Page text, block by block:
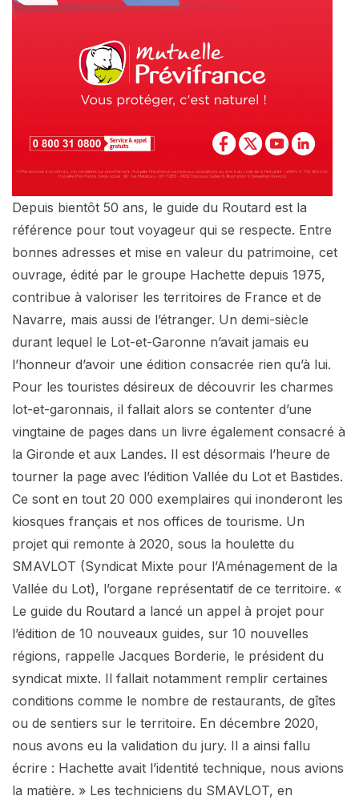
Depuis bientôt 50 ans, le guide du Routard est la
référence pour tout voyageur qui se respecte. Entre
bonnes adresses et mise en valeur du patrimoine, cet
ouvrage, édité par le groupe Hachette depuis 1975,
contribue à valoriser les territoires de France et de
Navarre, mais aussi de l’étranger. Un demi-siècle
durant lequel le Lot-et-Garonne n’avait jamais eu
l’honneur d’avoir une édition consacrée rien qu’à lui.
Pour les touristes désireux de découvrir les charmes
lot-et-garonnais, il fallait alors se contenter d’une
vingtaine de pages dans un livre également consacré à
la Gironde et aux Landes. Il est désormais l’heure de
tourner la page avec l’édition Vallée du Lot et Bastides.
Ce sont en tout 20 000 exemplaires qui inonderont les
kiosques français et nos offices de tourisme. Un
projet qui remonte à 2020, sous la houlette du
SMAVLOT (Syndicat Mixte pour l’Aménagement de la
Vallée du Lot), l’organe représentatif de ce territoire. «
Le guide du Routard a lancé un appel à projet pour
l’édition de 10 nouveaux guides, sur 10 nouvelles
régions, rappelle Jacques Borderie, le président du
syndicat mixte. Il fallait notamment remplir certaines
conditions comme le nombre de restaurants, de gîtes
ou de sentiers sur le territoire. En décembre 2020,
nous avons eu la validation du jury. Il a ainsi fallu
écrire : Hachette avait l’identité technique, nous avions
la matière. » Les techniciens du SMAVLOT, en